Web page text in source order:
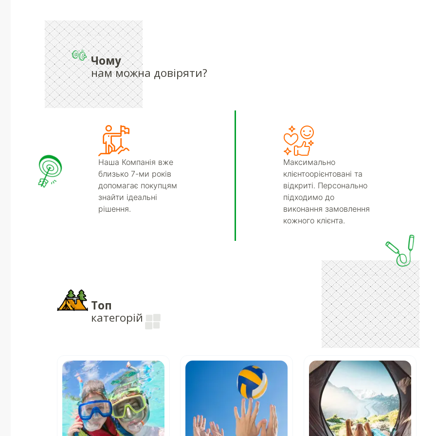
Чому
нам можна довіряти?
Наша Компанія вже
близько 7-ми років
допомагає покупцям
знайти ідеальні
рішення.
Максимально
клієнтоорієнтовані та
відкриті. Персонально
підходимо до
виконання замовлення
кожного клієнта.
Топ
категорій